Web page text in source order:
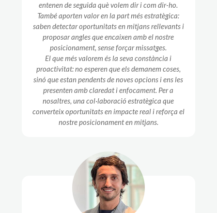
entenen de seguida què volem dir i com dir-ho.
També aporten valor en la part més estratègica:
saben detectar oportunitats en mitjans rellevants i
proposar angles que encaixen amb el nostre
posicionament, sense forçar missatges.
El que més valorem és la seva constància i
proactivitat: no esperen que els demanem coses,
sinó que estan pendents de noves opcions i ens les
presenten amb claredat i enfocament. Per a
nosaltres, una col·laboració estratègica que
converteix oportunitats en impacte real i reforça el
nostre posicionament en mitjans.